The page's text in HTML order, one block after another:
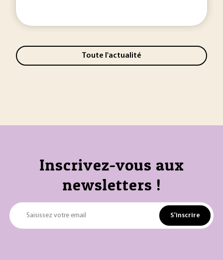
Toute l'actualité
Inscrivez-vous aux
newsletters !
Saisissez votre email S'inscrire